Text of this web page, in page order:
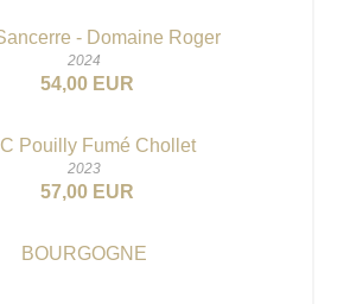
- Domaine Roger
2024
54,00 EUR
Pouilly Fumé Chollet
2023
57,00 EUR
BOURGOGNE